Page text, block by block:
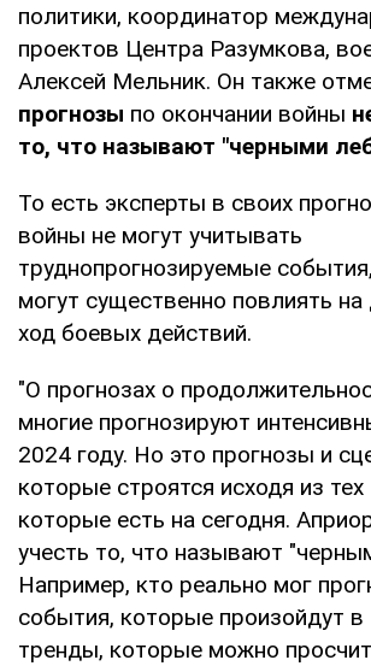
политики, координатор
проектов Центра Разумкова,
Алексей Мельник. Он также
прогнозы по окончании войны
то, что называют "черными
То есть эксперты в своих
войны не могут учитывать
труднопрогнозируемые
могут существенно повлиять
ход боевых действий.
"О прогнозах о
многие прогнозируют
2024 году. Но это прогнозы и
которые строятся исходя из
которые есть на сегодня.
учесть то, что называют
Например, кто реально мог
события, которые произойдут
тренды, которые можно